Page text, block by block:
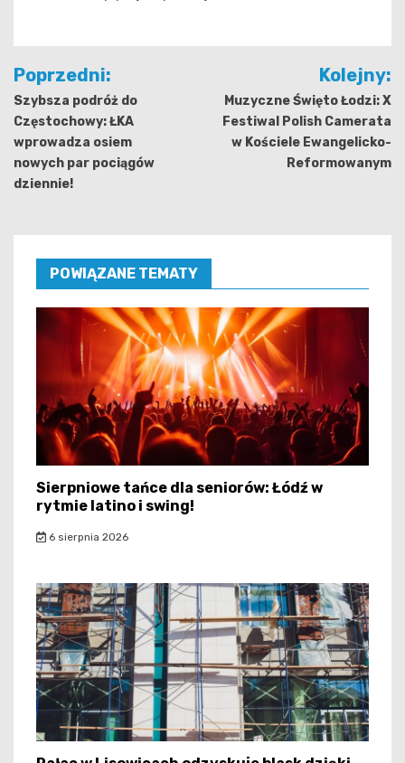
Nawigacja
wpisu
Poprzedni:
Szybsza podróż do
Częstochowy: ŁKA
wprowadza osiem
nowych par pociągów
dziennie!
Kolejny:
Muzyczne Święto Łodzi: X
Festiwal Polish Camerata
w Kościele Ewangelicko-
Reformowanym
POWIĄZANE TEMATY
Sierpniowe tańce dla seniorów: Łódź w
rytmie latino i swing!
6 sierpnia 2026